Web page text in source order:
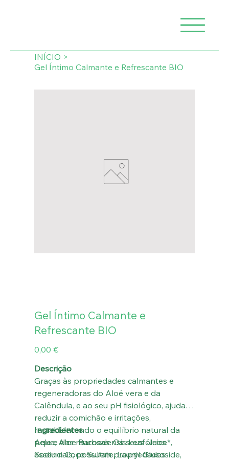
INÍCIO >
Gel Íntimo Calmante e Refrescante BIO
Gel Íntimo Calmante e
Refrescante BIO
Preço
0,00 €
Descrição
Graças às propriedades calmantes e
regeneradoras do Aloé vera e da
Calêndula, e ao seu pH fisiológico, ajuda a
reduzir a comichão e irritações,
restabelecendo o equilíbrio natural da
pele e das mucosas. Os seus óleos
essenciais, possuem propriedades
Ingredientes
Aqua, Aloe Barbadensis Leaf Juice*,
Sodium Coco Sulfate, Lauryl Glucoside,